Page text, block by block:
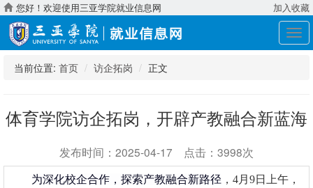
您好！欢迎使用三亚学院就业信息网 加入收藏
展
开
当前位置: 首页 访企拓岗 正文
体育学院访企拓岗，开辟产教融合新蓝海
发布时间：2025-04-17 点击：3998次
为深化校企合作，探索产教融合新路径 ， 4月 9日上午，